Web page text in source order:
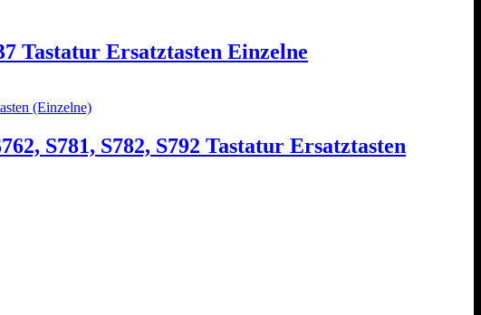
Tastatur Ersatztasten Einzelne
S781, S782, S792 Tastatur Ersatztasten